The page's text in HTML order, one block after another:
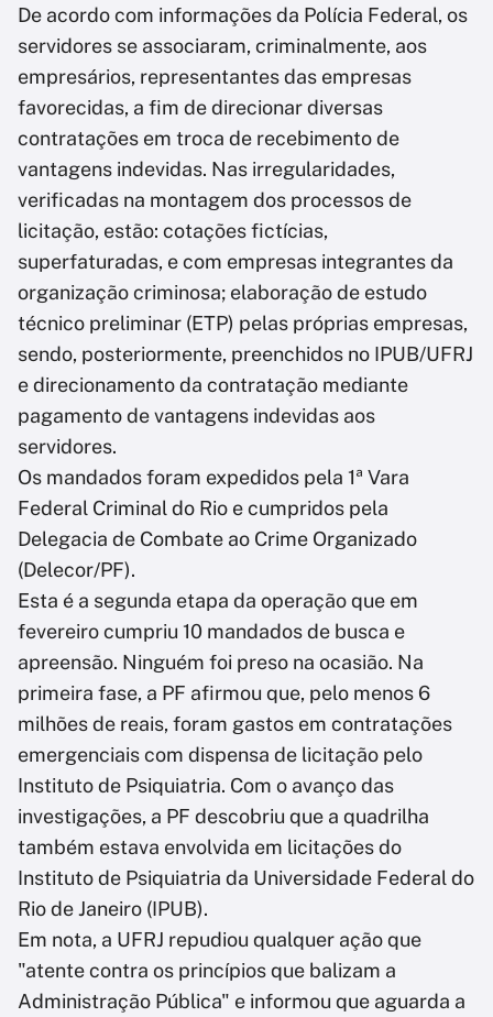
De acordo com informações da Polícia Federal, os
servidores se associaram, criminalmente, aos
empresários, representantes das empresas
favorecidas, a fim de direcionar diversas
contratações em troca de recebimento de
vantagens indevidas. Nas irregularidades,
verificadas na montagem dos processos de
licitação, estão: cotações fictícias,
superfaturadas, e com empresas integrantes da
organização criminosa; elaboração de estudo
técnico preliminar (ETP) pelas próprias empresas,
sendo, posteriormente, preenchidos no IPUB/UFRJ
e direcionamento da contratação mediante
pagamento de vantagens indevidas aos
servidores.
Os mandados foram expedidos pela 1ª Vara
Federal Criminal do Rio e cumpridos pela
Delegacia de Combate ao Crime Organizado
(Delecor/PF).
Esta é a segunda etapa da operação que em
fevereiro cumpriu 10 mandados de busca e
apreensão. Ninguém foi preso na ocasião. Na
primeira fase, a PF afirmou que, pelo menos 6
milhões de reais, foram gastos em contratações
emergenciais com dispensa de licitação pelo
Instituto de Psiquiatria. Com o avanço das
investigações, a PF descobriu que a quadrilha
também estava envolvida em licitações do
Instituto de Psiquiatria da Universidade Federal do
Rio de Janeiro (IPUB).
Em nota, a UFRJ repudiou qualquer ação que
"atente contra os princípios que balizam a
Administração Pública" e informou que aguarda a